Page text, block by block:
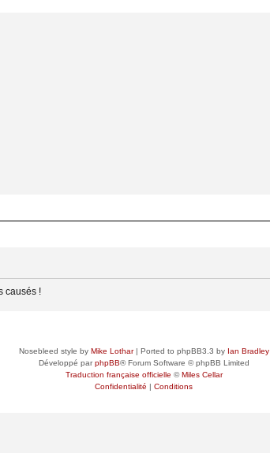
causés !
Nosebleed style by Mike Lothar| Ported to phpBB3.3 by Ian Bradley
Développé parphpBB® Forum Software © phpBB Limited
Traduction française officielle ©Miles Cellar
Confidentialité | Conditions